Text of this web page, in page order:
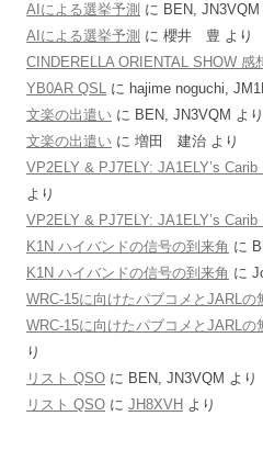
AIによる選挙予測 に BEN, JN3VQM
AIによる選挙予測 に 櫻井 豊 より
CINDERELLA ORIENTAL SHOW 感
YB0AR QSL に hajime noguchi,
文楽の出遣い に BEN, JN3VQM より
文楽の出遣い に 増田 建治 より
VP2ELY & PJ7ELY: JA1ELY’s Carib
より
VP2ELY & PJ7ELY: JA1ELY’s Carib
K1N ハイバンドの信号の到来角 に
K1N ハイバンドの信号の到来角 に
WRC-15に向けたパブコメとJARLの
WRC-15に向けたパブコメとJARLの
り
リスト QSO に BEN, JN3VQM より
リスト QSO に JH8XVH より